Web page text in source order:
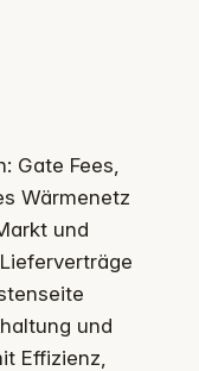
Gate Fees,
Wärmenetz
und
und
Effizienz,